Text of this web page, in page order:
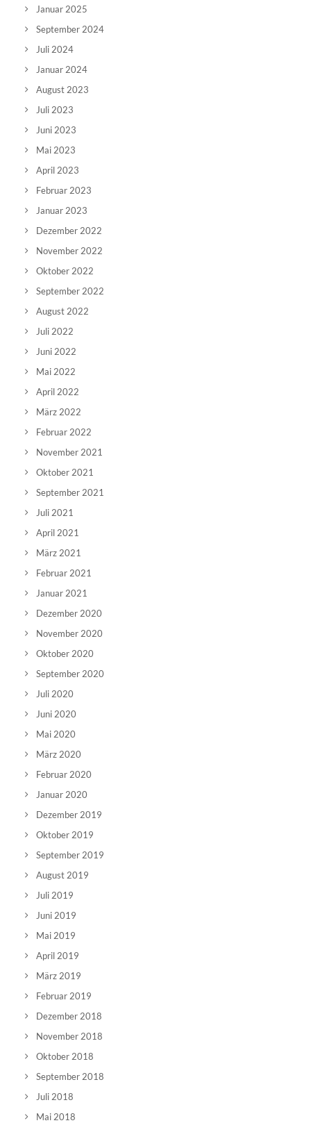
Januar 2025
September 2024
Juli 2024
Januar 2024
August 2023
Juli 2023
Juni 2023
Mai 2023
April 2023
Februar 2023
Januar 2023
Dezember 2022
November 2022
Oktober 2022
September 2022
August 2022
Juli 2022
Juni 2022
Mai 2022
April 2022
März 2022
Februar 2022
November 2021
Oktober 2021
September 2021
Juli 2021
April 2021
März 2021
Februar 2021
Januar 2021
Dezember 2020
November 2020
Oktober 2020
September 2020
Juli 2020
Juni 2020
Mai 2020
März 2020
Februar 2020
Januar 2020
Dezember 2019
Oktober 2019
September 2019
August 2019
Juli 2019
Juni 2019
Mai 2019
April 2019
März 2019
Februar 2019
Dezember 2018
November 2018
Oktober 2018
September 2018
Juli 2018
Mai 2018